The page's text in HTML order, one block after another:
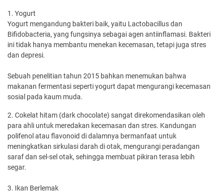
1. Yogurt
Yogurt mengandung bakteri baik, yaitu Lactobacillus dan
Bifidobacteria, yang fungsinya sebagai agen antiinflamasi. Bakteri
ini tidak hanya membantu menekan kecemasan, tetapi juga stres
dan depresi.
Sebuah penelitian tahun 2015 bahkan menemukan bahwa
makanan fermentasi seperti yogurt dapat mengurangi kecemasan
sosial pada kaum muda.
2. Cokelat hitam (dark chocolate) sangat direkomendasikan oleh
para ahli untuk meredakan kecemasan dan stres. Kandungan
polifenol atau flavonoid di dalamnya bermanfaat untuk
meningkatkan sirkulasi darah di otak, mengurangi peradangan
saraf dan sel-sel otak, sehingga membuat pikiran terasa lebih
segar.
3. Ikan Berlemak